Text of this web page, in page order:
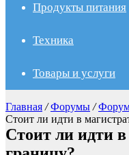
Продукты питания
Техника
Товары и услуги
Главная / Форумы / Форум
Стоит ли идти в
Стоит ли идти в